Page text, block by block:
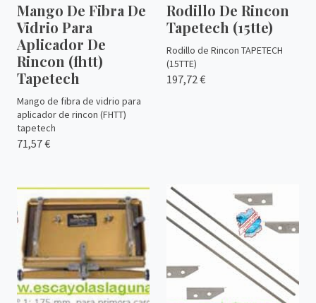
Mango De Fibra De
Vidrio Para
Aplicador De
Rincon (fhtt)
Tapetech
Mango de fibra de vidrio para
aplicador de rincon (FHTT)
tapetech
71,57 €
Rodillo De Rincon
Tapetech (15tte)
Rodillo de Rincon TAPETECH
(15TTE)
197,72 €